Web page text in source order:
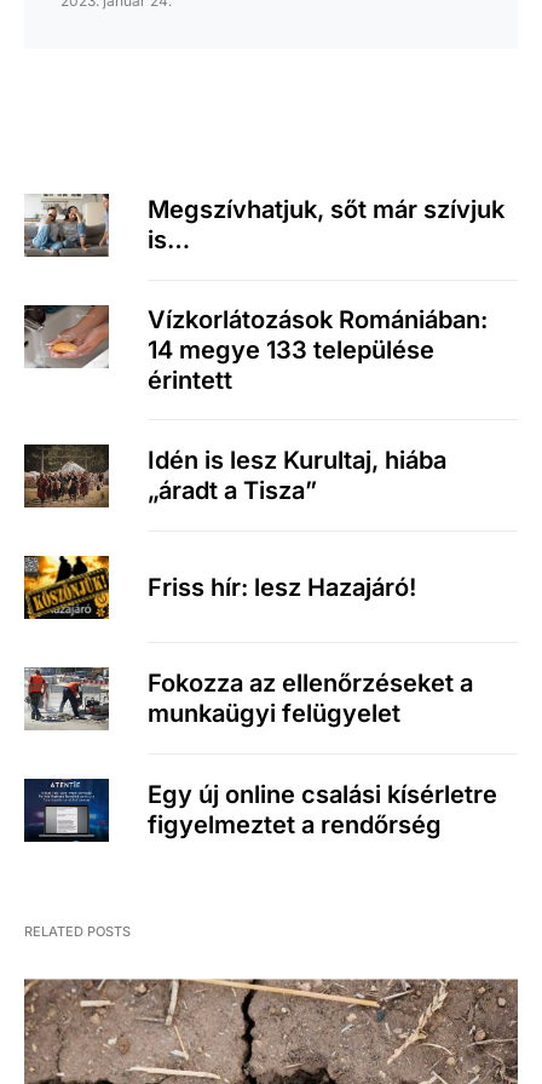
Megszívhatjuk, sőt már szívjuk
is…
Vízkorlátozások Romániában:
14 megye 133 települése
érintett
Idén is lesz Kurultaj, hiába
„áradt a Tisza”
Friss hír: lesz Hazajáró!
Fokozza az ellenőrzéseket a
munkaügyi felügyelet
Egy új online csalási kísérletre
figyelmeztet a rendőrség
RELATED POSTS